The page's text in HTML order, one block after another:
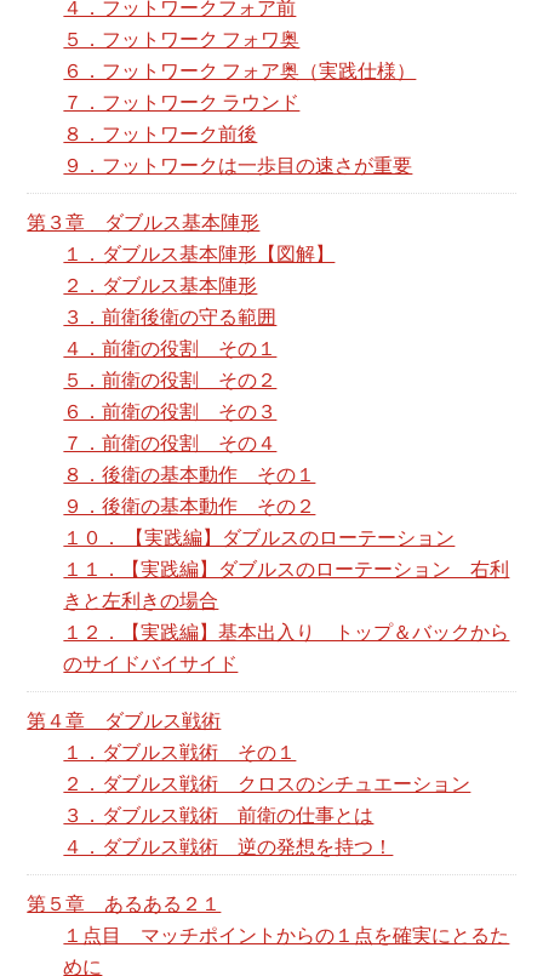
４．フットワークフォア前
５．フットワーク フォワ奥
６．フットワーク フォア奥（実践仕様）
７．フットワーク ラウンド
８．フットワーク前後
９．フットワークは一歩目の速さが重要
第３章 ダブルス基本陣形
１．ダブルス基本陣形【図解】
２．ダブルス基本陣形
３．前衛後衛の守る範囲
４．前衛の役割 その１
５．前衛の役割 その２
６．前衛の役割 その３
７．前衛の役割 その４
８．後衛の基本動作 その１
９．後衛の基本動作 その２
１０． 【実践編】ダブルスのローテーション
１１．【実践編】ダブルスのローテーション 右利
きと左利きの場合
１２．【実践編】基本出入り トップ＆バックから
のサイドバイサイド
第４章 ダブルス戦術
１．ダブルス戦術 その１
２．ダブルス戦術 クロスのシチュエーション
３．ダブルス戦術 前衛の仕事とは
４．ダブルス戦術 逆の発想を持つ！
第５章 あるある２１
１点目 マッチポイントからの１点を確実にとるた
めに